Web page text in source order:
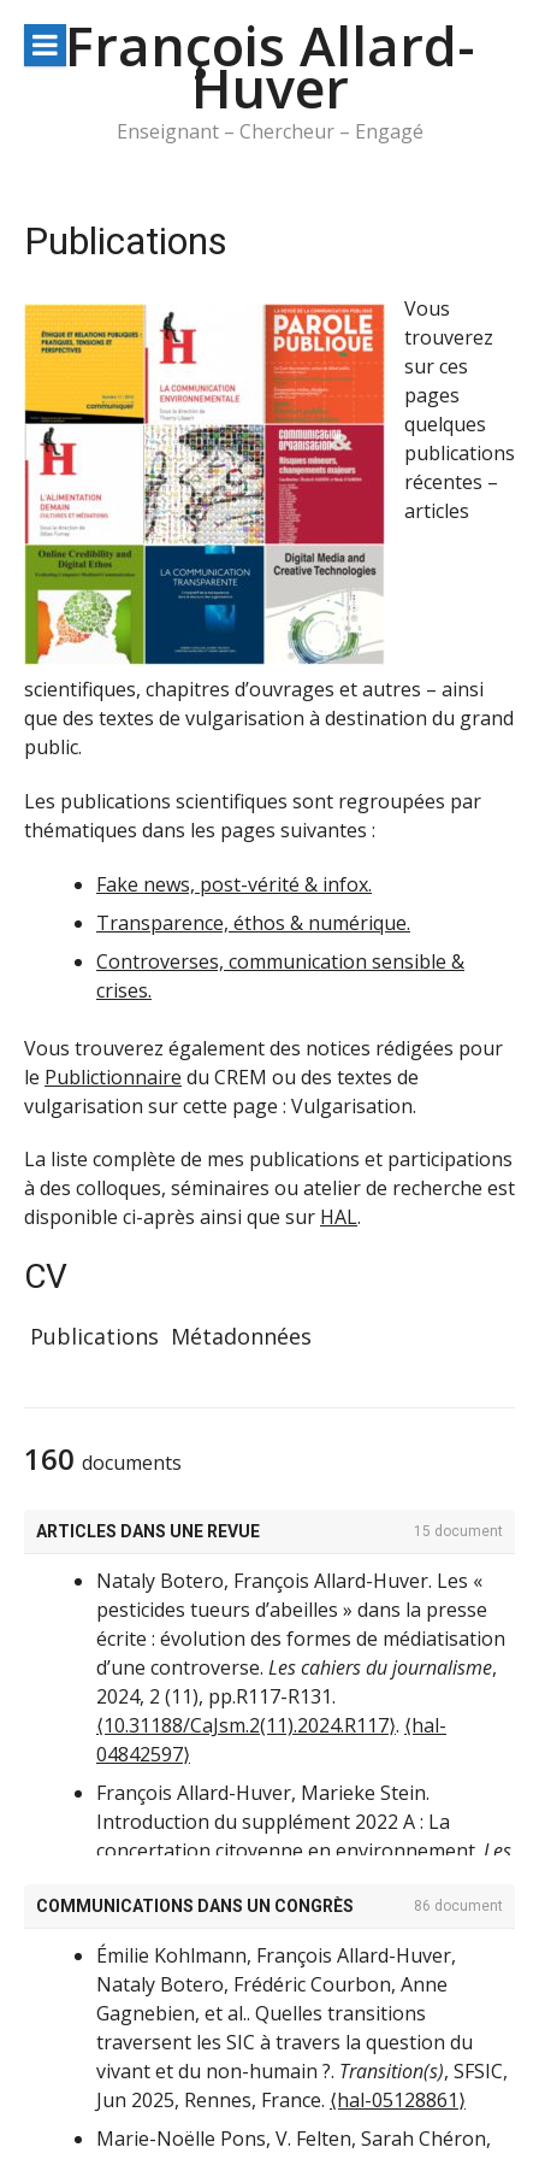
contenuFrançois Allard-
Huver
Enseignant – Chercheur – Engagé
Publications
Vous
trouverez
sur ces
pages
quelques
publications
récentes –
articles
scientifiques, chapitres d’ouvrages et autres – ainsi
que des textes de vulgarisation à destination du grand
public.
Les publications scientifiques sont regroupées par
thématiques dans les pages suivantes :
Fake news, post-vérité & infox.
Transparence, éthos & numérique.
Controverses, communication sensible &
crises.
Vous trouverez également des notices rédigées pour
le Publictionnaire du CREM ou des textes de
vulgarisation sur cette page : Vulgarisation.
La liste complète de mes publications et participations
à des colloques, séminaires ou atelier de recherche est
disponible ci-après ainsi que sur HAL.
CV
Publications Métadonnées
160 documents
ARTICLES DANS UNE REVUE 15 document
Nataly Botero, François Allard-Huver. Les «
pesticides tueurs d’abeilles » dans la presse
écrite : évolution des formes de médiatisation
d’une controverse. Les cahiers du journalisme,
2024, 2 (11), pp.R117-R131.
⟨10.31188/CaJsm.2(11).2024.R117⟩. ⟨hal-
04842597⟩
François Allard-Huver, Marieke Stein.
Introduction du supplément 2022 A : La
concertation citoyenne en environnement. Les
2022, La concertation citoyenne en
environnement, 23 (2), pp.5-14.
04053613⟩
François Allard-Huver, Justine Simon.
Communication et humanités face aux défis
environnementaux.Questions de
communication, 2022, 20 ans, 10 questions, 20
⟨10.4000/questionsdecommunication.29325⟩
COMMUNICATIONS DANS UN CONGRÈS 86 document
Émilie Kohlmann, François Allard-Huver,
Nataly Botero, Frédéric Courbon, Anne
Gagnebien, et al.. Quelles transitions
traversent les SIC à travers la question du
vivant et du non-humain ?. Transition(s), SFSIC,
Jun 2025, Rennes, France. ⟨hal-05128861⟩
Marie-Noëlle Pons, V. Felten, Sarah Chéron,